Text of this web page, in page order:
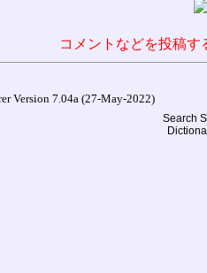
コメントなどを投稿
Version 7.04a (27-May-2022)
Search